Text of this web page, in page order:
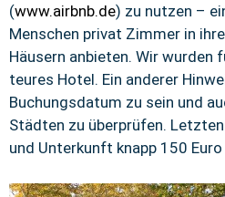
(www.airbnb.de) zu nutzen –
Menschen privat Zimmer in
Häusern anbieten. Wir wurden
teures Hotel. Ein anderer
Buchungsdatum zu sein und
Städten zu überprüfen.
und Unterkunft knapp 150